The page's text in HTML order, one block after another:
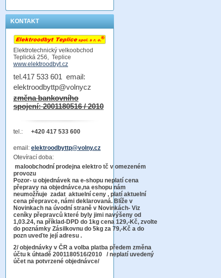
KONTAKT
Elektrotechnický velkoobchod
Teplická 256, Teplice
www.elektroodbyt.cz
tel.417 533 601 email:
elektroodbyttp@volnycz
změna bankovního
spojení: 2001180516 / 2010
tel.: +420 417 533 600
email: elektroodbyttp@volny.cz
Otevírací doba:
maloobchodní prodejna elektro tč v omezeném
provozu
Pozor- u objednávek na e-shopu neplatí cena
přepravy na objednávce,na eshopu nám
neumožňuje zadat aktuelní ceny , platí aktuelní
cena přepravce, námi deklarovaná. Blíže v
Novinkach na úvodní straně v Novinkách- Viz
ceníky přepravců které byly jimi navýšeny od
1,03.24, na příklad-DPD do 1kg cena 129,-Kč, zvolte
do poznámky Zásilkovnu do 5kg za 79,-Kč a do
pozn uveďte její adresu .
2/ objednávky v ČR a volba platba předem změna
účtu k úhtadě 2001180516/2010 / neplatí uvedený
účet na potvrzené objednávce/